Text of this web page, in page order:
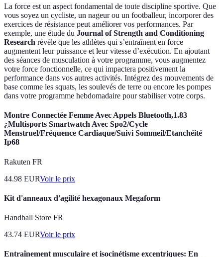
La force est un aspect fondamental de toute discipline sportive. Que
vous soyez un cycliste, un nageur ou un footballeur, incorporer des
exercices de résistance peut améliorer vos performances. Par
exemple, une étude du Journal of Strength and Conditioning
Research révèle que les athlètes qui s’entraînent en force
augmentent leur puissance et leur vitesse d’exécution. En ajoutant
des séances de musculation à votre programme, vous augmentez
votre force fonctionnelle, ce qui impactera positivement la
performance dans vos autres activités. Intégrez des mouvements de
base comme les squats, les soulevés de terre ou encore les pompes
dans votre programme hebdomadaire pour stabiliser votre corps.
Montre Connectée Femme Avec Appels Bluetooth,1.83
¿Multisports Smartwatch Avec Spo2/Cycle
Menstruel/Fréquence Cardiaque/Suivi Sommeil/Etanchéité
Ip68
Rakuten FR
44.98 EURVoir le prix
Kit d'anneaux d'agilité hexagonaux Megaform
Handball Store FR
43.74 EURVoir le prix
Entraînement musculaire et isocinétisme excentriques: En